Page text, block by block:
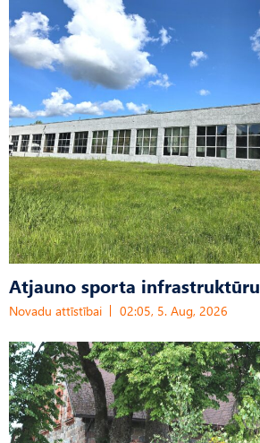
Atjauno sporta infrastruktūru
Novadu attīstībai 02:05, 5. Aug, 2026